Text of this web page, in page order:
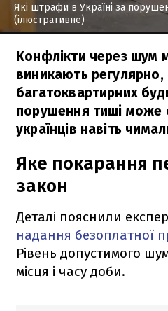
Які штрафи в Україні за
(ілюстративне)
Конфлікти через шум
виникають
багатоквартирних
порушення тиші може
українців навіть
Яке покарання
закон
Деталі пояснили
надання безоплатної
Рівень допустимого
місця і часу доби.